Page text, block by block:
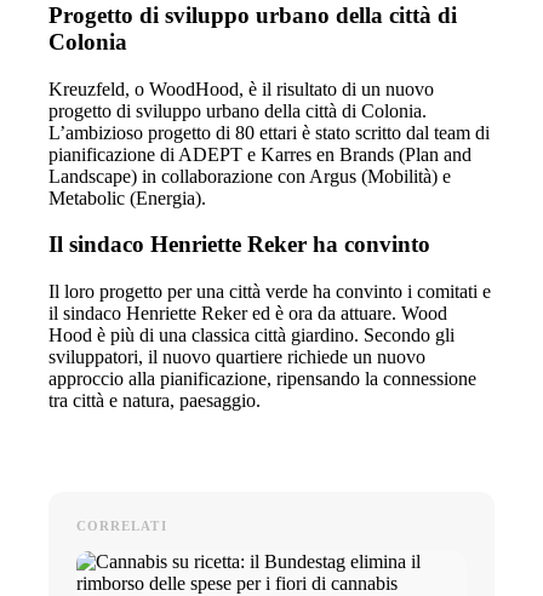
Progetto di sviluppo urbano della città di
Colonia
Kreuzfeld, o WoodHood, è il risultato di un nuovo
progetto di sviluppo urbano della città di Colonia.
L’ambizioso progetto di 80 ettari è stato scritto dal team di
pianificazione di ADEPT e Karres en Brands (Plan and
Landscape) in collaborazione con Argus (Mobilità) e
Metabolic (Energia).
Il sindaco Henriette Reker ha convinto
Il loro progetto per una città verde ha convinto i comitati e
il sindaco Henriette Reker ed è ora da attuare. Wood
Hood è più di una classica città giardino. Secondo gli
sviluppatori, il nuovo quartiere richiede un nuovo
approccio alla pianificazione, ripensando la connessione
tra città e natura, paesaggio.
CORRELATI